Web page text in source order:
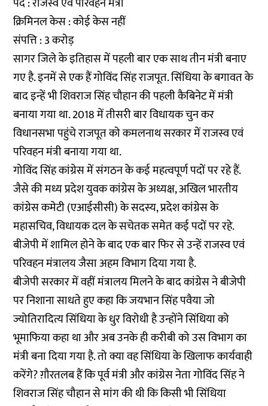
क्रिमिनल केस : कोई केस नहीं
संपत्ति : 3 करोड़
सागर जिले के इतिहास में पहली बार एक साथ तीन मंत्री बनाए
गए है. इनमें से एक हैं गोविंद सिंह राजपूत. सिंधिया के बगावत के
बाद इन्हें भी शिवराज सिंह चौहान की पहली कैबिनेट में मंत्री
बनाया गया था. 2018 में तीसरी बार विधायक चुन कर
विधानसभा पहुंचे राजपूत को कमलनाथ सरकार में राजस्व एवं
परिवहन मंत्री बनाया गया था.
गोविंद सिंह कांग्रेस में संगठन के कई महत्वपूर्ण पदों पर रहे हैं.
जैसे की मध्य प्रदेश युवक कांग्रेस के अध्यक्ष, अखिल भारतीय
कांग्रेस कमेटी (एआईसीसी) के सदस्य, प्रदेश कांग्रेस के
महासचिव, विधायक दल के सचेतक समेत कई पदों पर रहे.
बीजेपी में शामिल होने के बाद एक बार फिर से उन्हें राजस्व एवं
परिवहन मंत्रालय जैसा अहम विभाग दिया गया है.
बीजेपी सरकार में वहीं मंत्रालय मिलने के बाद कांग्रेस ने बीजेपी
पर निशाना साधते हुए कहा कि जयभान सिंह पवैया जो
ज्योतिरादित्य सिंधिया के धुर विरोधी है उन्होंने सिंधिया को
भूमाफिया कहा था और अब उनके ही करीबी को उस विभाग का
मंत्री बना दिया गया है. तो क्या वह सिंधिया के खिलाफ कार्यवाही
करेंगे? ग़ौरतलब हैं कि पूर्व मंत्री और कांग्रेस नेता गोविंद सिंह ने
शिवराज सिंह चौहान से मांग की थी कि किसी भी सिंधिया